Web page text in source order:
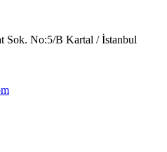
Sok. No:5/B Kartal / İstanbul